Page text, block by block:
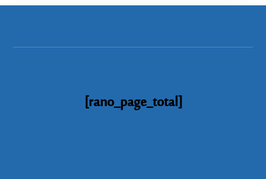
[rano_page_total]